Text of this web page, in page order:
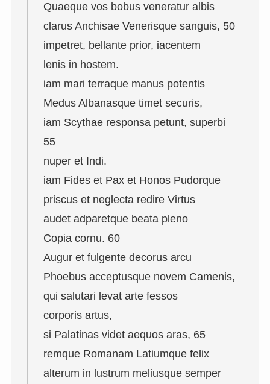
Quaeque vos bobus veneratur albis
clarus Anchisae Venerisque sanguis, 50
impetret, bellante prior, iacentem
lenis in hostem.
iam mari terraque manus potentis
Medus Albanasque timet securis,
iam Scythae responsa petunt, superbi
55
nuper et Indi.
iam Fides et Pax et Honos Pudorque
priscus et neglecta redire Virtus
audet adparetque beata pleno
Copia cornu. 60
Augur et fulgente decorus arcu
Phoebus acceptusque novem Camenis,
qui salutari levat arte fessos
corporis artus,
si Palatinas videt aequos aras, 65
remque Romanam Latiumque felix
alterum in lustrum meliusque semper